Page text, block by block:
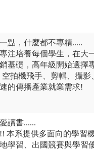
點，什麼都不專精.....
注培養每個學生，在大
基礎，高年級開始選擇
拍機飛手、剪輯、攝影
的傳播產業就業需求!
讀書......
本系提供多面向的學習
學習、出國競賽與學習